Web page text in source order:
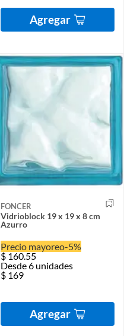
Agregar
FONCER
Vidrioblock 19 x 19 x 8 cm
Azurro
Precio mayoreo-5%
$160.55
Desde 6 unidades
$ 169
Agregar